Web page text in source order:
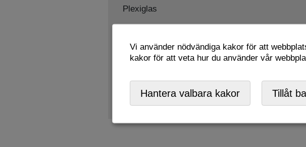
Plexiglas
Hårdplast,Återbruk
Vi använder nödvändiga kakor för att
kakor för att veta hur du använder vår
Hantera valbara kakor Tillåt